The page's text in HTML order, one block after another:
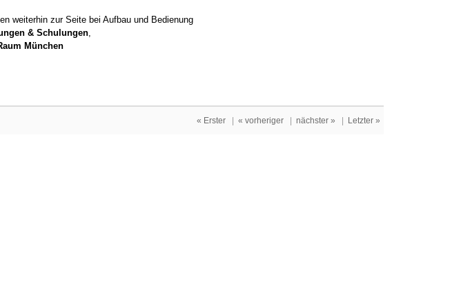
weiterhin zur Seite bei Aufbau und Bedienung
& Schulungen,
München
« Erster « vorheriger nächster » Letzter »